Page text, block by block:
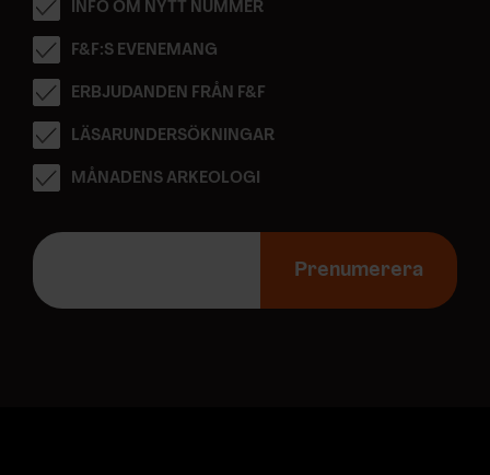
INFO OM NYTT NUMMER
F&F:S EVENEMANG
ERBJUDANDEN FRÅN F&F
LÄSARUNDERSÖKNINGAR
MÅNADENS ARKEOLOGI
E
p
Prenumerera